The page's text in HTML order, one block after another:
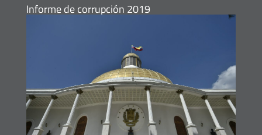
Informe de corrupción 2019